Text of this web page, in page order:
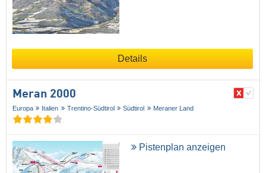
Details
Meran 2000
Europa Italien Trentino-Südtirol Südtirol Meraner Land
Pistenplan anzeigen